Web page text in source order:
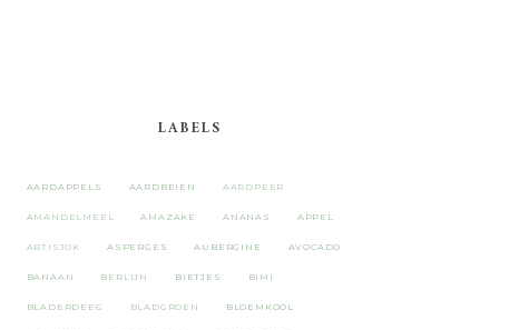
LABELS
AARDAPPELS AARDBEIEN AARDPEER
AMANDELMEEL AMAZAKE ANANAS APPEL
ARTISJOK ASPERGES AUBERGINE AVOCADO
BANAAN BERLIJN BIETJES BIMI
BLADERDEEG BLADGROEN BLOEMKOOL